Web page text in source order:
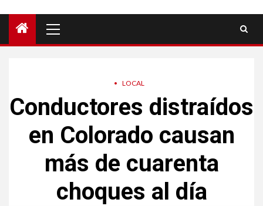
principal
• LOCAL
Conductores distraídos
en Colorado causan
más de cuarenta
choques al día